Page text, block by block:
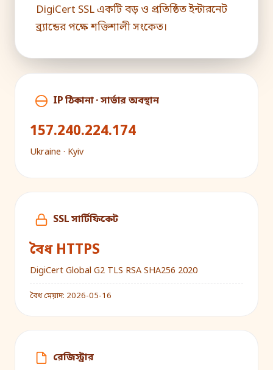
DigiCert SSL একটি বড় ও প্রতিষ্ঠিত ইন্টারনেট
ব্র্যান্ডের পক্ষে শক্তিশালী সংকেত।
IP ঠিকানা · সার্ভার অবস্থান
157.240.224.174
Ukraine · Kyiv
SSL সার্টিফিকেট
বৈধ HTTPS
DigiCert Global G2 TLS RSA SHA256 2020
বৈধ মেয়াদ: 2026-05-16
রেজিস্ট্রার